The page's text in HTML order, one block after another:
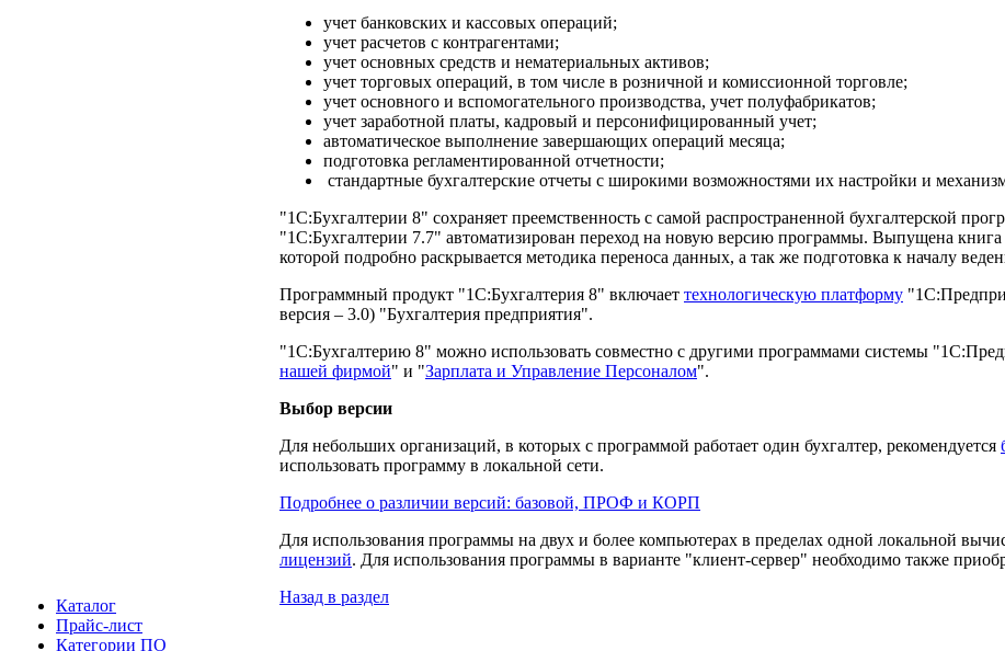
Каталог
Прайс-лист
Категории ПО
учет банковских и кассовых операций;
учет расчетов с контрагентами;
учет основных средств и нематериальных активов;
учет торговых операций, в том числе в розничной и комиссионной торговле;
учет основного и вспомогательного производства, учет полуфабрикатов;
учет заработной платы, кадровый и персонифицированный учет;
автоматическое выполнение завершающих операций месяца;
подготовка регламентированной отчетности;
стандартные бухгалтерские отчеты с широкими возможностями их настройки и
"1С:Бухгалтерии 8" сохраняет преемственность с самой распространенной бухгалтерской
"1С:Бухгалтерии 7.7" автоматизирован переход на новую версию программы. Выпущена
которой подробно раскрывается методика переноса данных, а так же подготовка к началу
Программный продукт "1С:Бухгалтерия 8" включает технологическую платформу
версия – 3.0) "Бухгалтерия предприятия".
"1С:Бухгалтерию 8" можно использовать совместно с другими программами системы
нашей фирмой" и "Зарплата и Управление Персоналом".
Выбор версии
Для небольших организаций, в которых с программой работает один бухгалтер, рекомендуется
использовать программу в локальной сети.
Подробнее о различии версий: базовой, ПРОФ и КОРП
Для использования программы на двух и более компьютерах в пределах одной локальной
лицензий. Для использования программы в варианте "клиент-сервер" необходимо также
Назад в раздел